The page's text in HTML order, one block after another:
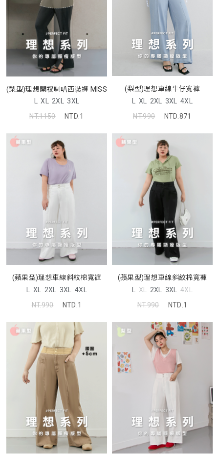
(梨型)理想開衩喇叭西裝褲 MISS
L XL 2XL 3XL
NT.1150
NTD.1
(梨型)理想車線牛仔寬褲
L XL 2XL 3XL 4XL
NT.990
NTD.871
(蘋果型)理想車線斜紋棉寬褲
L XL 2XL 3XL 4XL
NT.990
NTD.1
(蘋果型)理想車線斜紋棉寬褲
L XL 2XL 3XL 4XL
NT.990
NTD.1